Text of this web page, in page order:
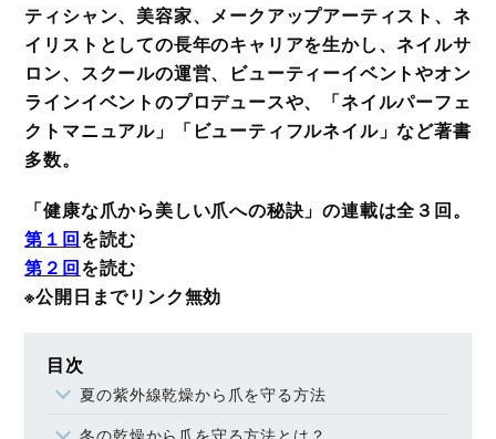
ティシャン、美容家、メークアップアーティスト、ネ
イリストとしての長年のキャリアを生かし、ネイルサ
ロン、スクールの運営、ビューティーイベントやオン
ラインイベントのプロデュースや、「ネイルパーフェ
クトマニュアル」「ビューティフルネイル」など著書
多数。
「健康な爪から美しい爪への秘訣」の連載は全３回。
第１回を読む
第２回を読む
※公開日までリンク無効
目次
夏の紫外線乾燥から爪を守る方法
冬の乾燥から爪を守る方法とは？